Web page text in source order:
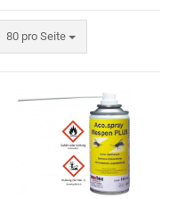
80 pro Seite